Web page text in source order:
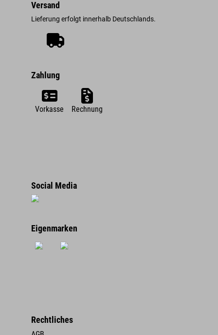
Versand
Lieferung erfolgt innerhalb Deutschlands.
Zahlung
Vorkasse Rechnung
Social Media
Eigenmarken
Rechtliches